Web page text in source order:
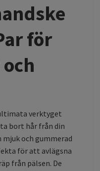
för
verktyget
bort hår från din
mjuk och gummerad
för att avlägsna
från pälsen. De